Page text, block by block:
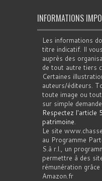
INFORMATIONS
Les informations
titre indicatif. Il
auprès des
de tout autre tiers
Certaines
auteurs/éditeurs.
toute image ou
sur simple
Respectez l'article
patrimoine
Le site
au Programme
S.à r.l., un
permettre à des
rémunération
Amazon.fr